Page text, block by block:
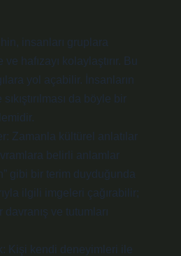
insanları gruplara
hafızayı kolaylaştırır. Bu
yol açabilir. İnsanların
da böyle bir
Zamanla kültürel anlatılar
belirli anlamlar
gibi bir terim duyduğunda
ilgili imgeleri çağırabilir;
ve tutumları
Kişi kendi deneyimleri ile